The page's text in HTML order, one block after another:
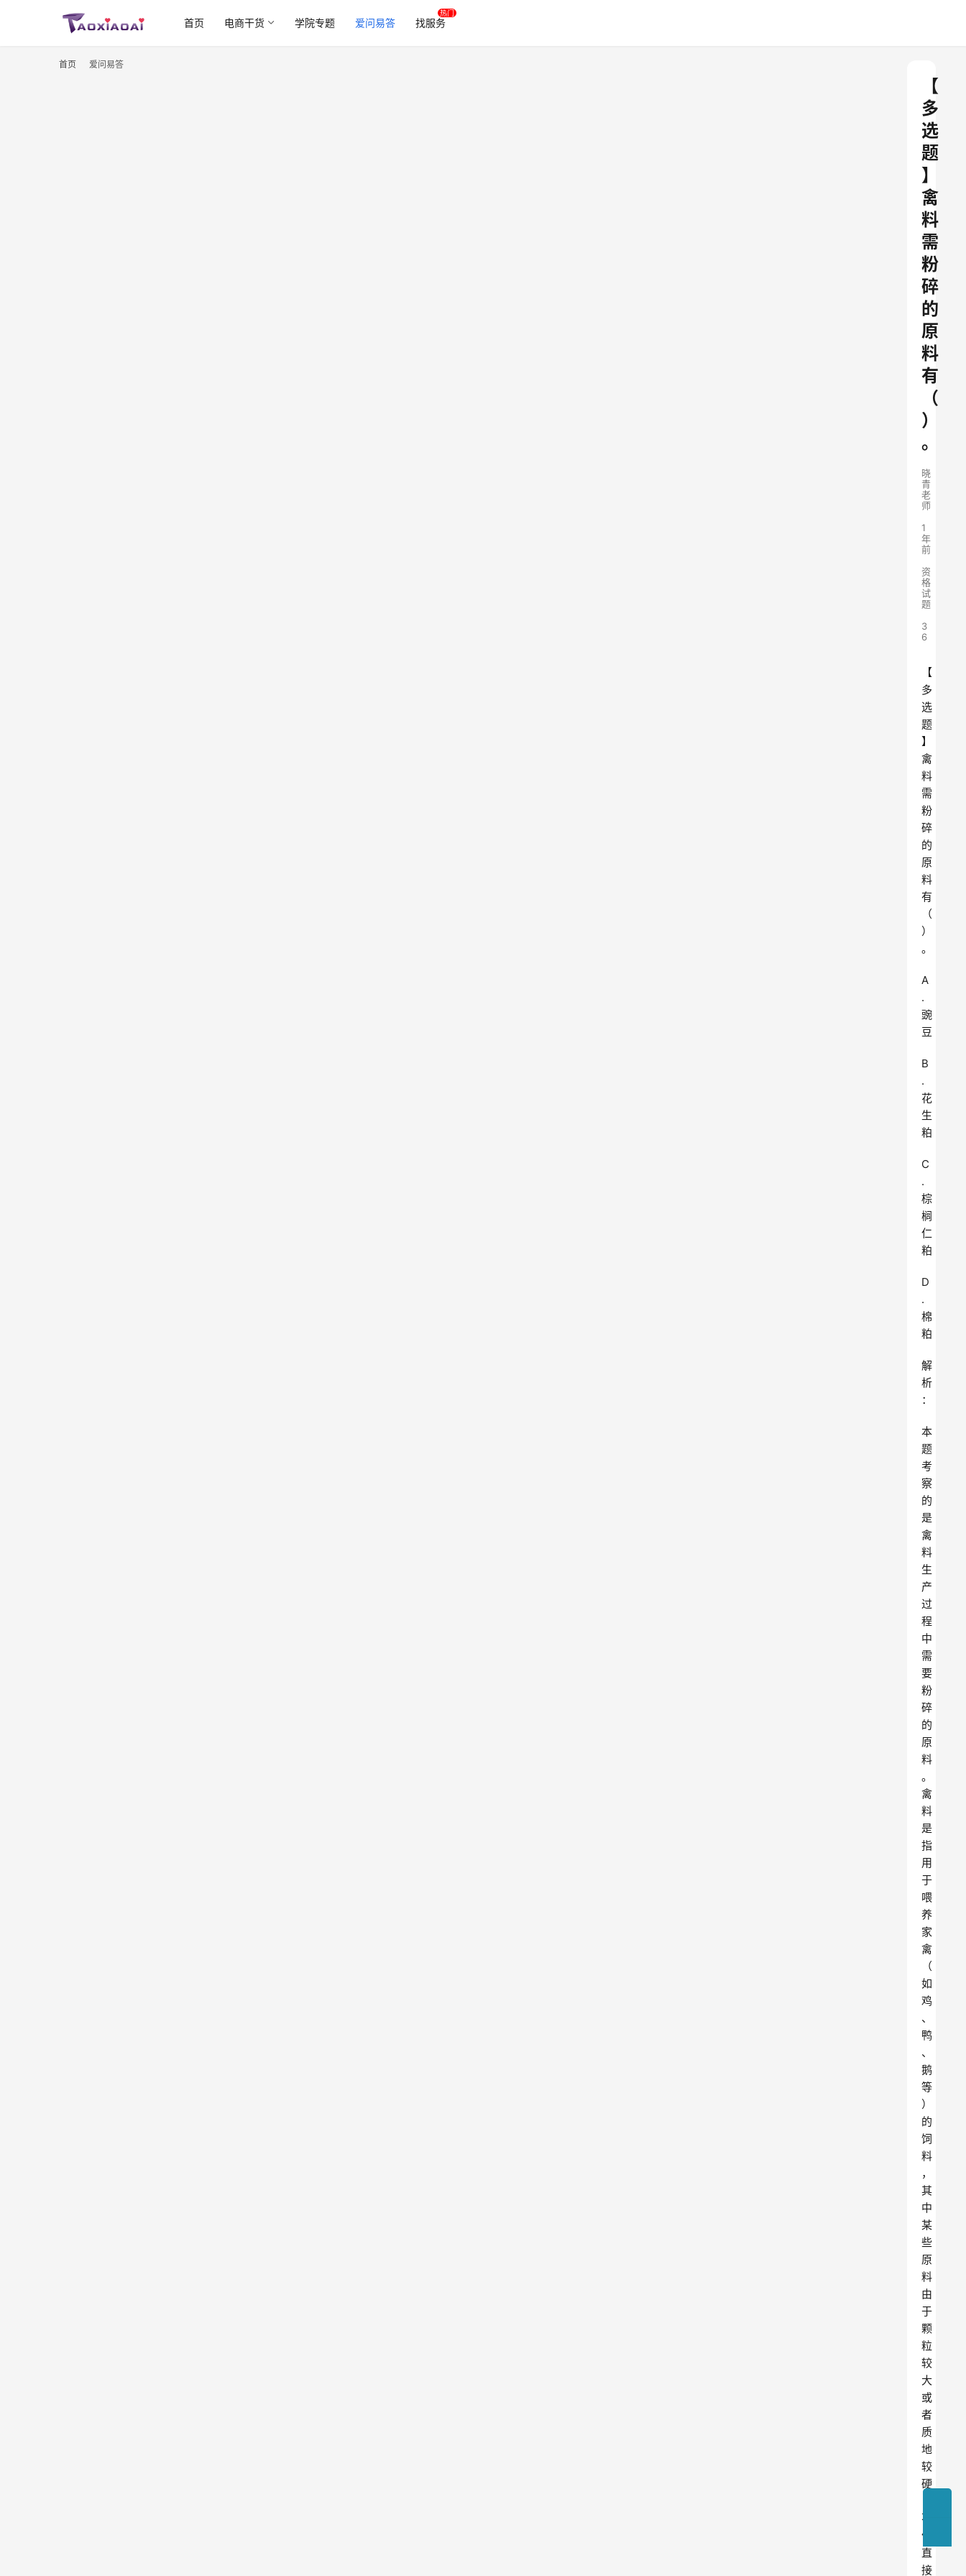
首页 电商干货 学院专题 爱问易答 找服务
首页 爱问易答
【
多
选
题
】
禽
料
需
粉
碎
的
原
料
有
（
）
。
晓
青
老
师
1
年
前
资
格
试
题
3
6
【
多
选
题
】
禽
料
需
粉
碎
的
原
料
有
（
）
。
A
.
豌
豆
B
.
花
生
粕
C
.
棕
榈
仁
粕
D
.
棉
粕
解
析
：
本
题
考
察
的
是
禽
料
生
产
过
程
中
需
要
粉
碎
的
原
料
。
禽
料
是
指
用
于
喂
养
家
禽
（
如
鸡
、
鸭
、
鹅
等
）
的
饲
料
，
其
中
某
些
原
料
由
于
颗
粒
较
大
或
者
质
地
较
硬
不
便
直
接